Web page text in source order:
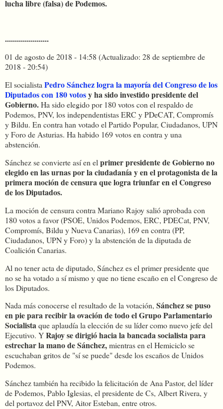
lucha libre (falsa) de Podemos.
......................
01 de agosto de 2018 - 14:58 (Actualizado: 28 de septiembre de
2018 - 20:54)
El socialista Pedro Sánchez logra la mayoría del Congreso de los
Diputados con 180 votosy ha sido investido presidente del
Gobierno.Ha sido elegido por 180 votos con el respaldo de
Podemos, PNV, los independentistas ERC y PDeCAT, Compromís
y Bildu. En contra han votado el Partido Popular, Ciudadanos, UPN
y Foro de Asturias. Ha habido 169 votos en contra y una
abstención.
Sánchez se convierte así en el primer presidente de Gobierno no
elegido en las urnas por la ciudadanía y en el protagonista de la
primera moción de censura que logra triunfar en el Congreso
de los Diputados.
La moción de censura contra Mariano Rajoy salió aprobada con
180 votos a favor (PSOE, Unidos Podemos, ERC, PDECat, PNV,
Compromís, Bildu y Nueva Canarias), 169 en contra (PP,
Ciudadanos, UPN y Foro) y la abstención de la diputada de
Coalición Canarias.
Al no tener acta de diputado, Sánchez es el primer presidente que
no se ha votado a sí mismo y que no tiene escaño en el Congreso de
los Diputados.
Nada más conocerse el resultado de la votación, Sánchez se puso
en pie para recibir la ovación de todo el Grupo Parlamentario
Socialistaque aplaudía la elección de su líder como nuevo jefe del
Ejecutivo. YRajoy se dirigió hacia la bancada socialista para
estrechar la mano de Sánchez,mientras en el Hemiciclo se
escuchaban gritos de "sí se puede" desde los escaños de Unidos
Podemos.
Sánchez también ha recibido la felicitación de Ana Pastor, del líder
de Podemos, Pablo Iglesias, el presidente de Cs, Albert Rivera, y
del portavoz del PNV, Aitor Esteban, entre otros.